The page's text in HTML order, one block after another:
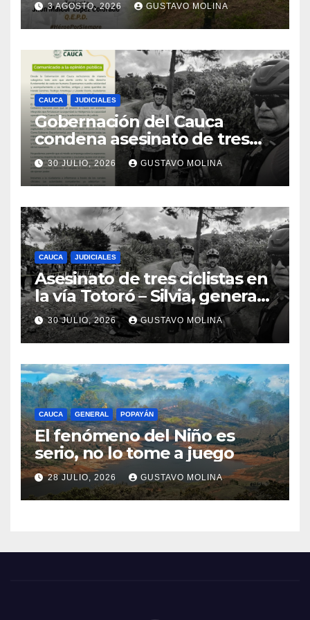
3 AGOSTO, 2026 GUSTAVO MOLINA
CAUCA JUDICIALES
Gobernación del Cauca
condena asesinato de tres
ciudadanos y exige medidas
urgentes al Gobierno
Nacional
30 JULIO, 2026 GUSTAVO MOLINA
CAUCA JUDICIALES
Asesinato de tres ciclistas en
la vía Totoró – Silvia, genera
consternación en el Cauca
30 JULIO, 2026 GUSTAVO MOLINA
CAUCA GENERAL POPAYÁN
El fenómeno del Niño es
serio, no lo tome a juego
28 JULIO, 2026 GUSTAVO MOLINA